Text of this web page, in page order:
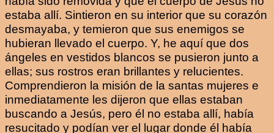
estaba allí. Sintieron en su interior que su corazón
desmayaba, y temieron que sus enemigos se
hubieran llevado el cuerpo. Y, he aquí que dos
ángeles en vestidos blancos se pusieron junto a
ellas; sus rostros eran brillantes y relucientes.
Comprendieron la misión de la santas mujeres e
inmediatamente les dijeron que ellas estaban
buscando a Jesús, pero él no estaba allí, había
resucitado y podían ver el lugar donde él había